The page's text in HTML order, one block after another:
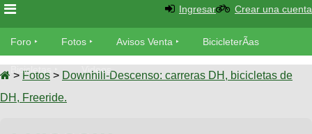
Foro
Foro
TÃ©cnica
Fotos
Ingresar Crear una cuenta
Foro Fotos Avisos Venta BicicleterÃ­as
Bicicletas Videos
> Fotos > Downhill-Descenso: carreras DH, bicicletas de
DH, Freeride.